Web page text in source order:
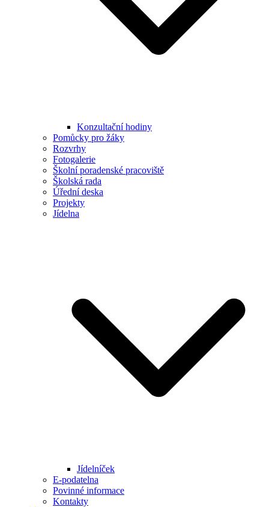
Konzultační hodiny
Pomůcky pro žáky
Rozvrhy
Fotogalerie
Školní poradenské pracoviště
Školská rada
Úřední deska
Projekty
Jídelna
Jídelníček
E-podatelna
Povinné informace
Kontakty